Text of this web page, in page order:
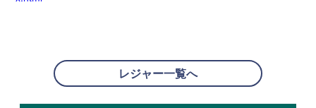
レジャー一覧へ